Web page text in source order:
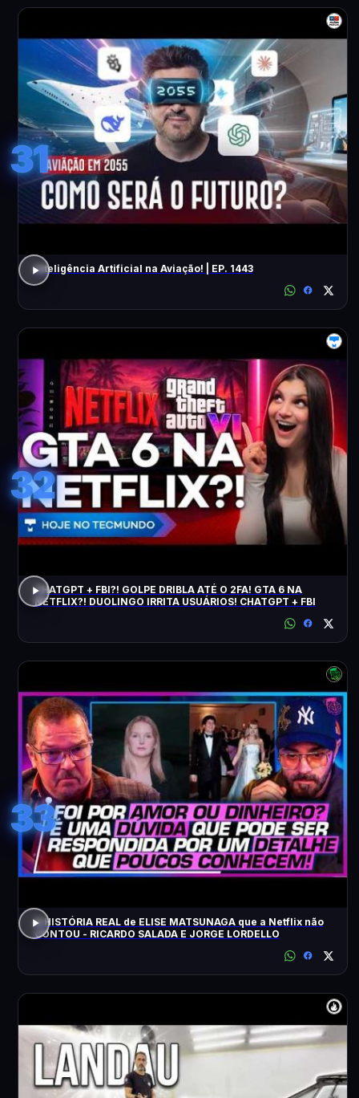
31
Inteligência Artificial na Aviação! | EP. 1443
32
CHATGPT + FBI?! GOLPE DRIBLA ATÉ O 2FA! GTA 6 NA
NETFLIX?! DUOLINGO IRRITA USUÁRIOS! CHATGPT + FBI
33
A HISTÓRIA REAL de ELISE MATSUNAGA que a Netflix não
CONTOU - RICARDO SALADA E JORGE LORDELLO